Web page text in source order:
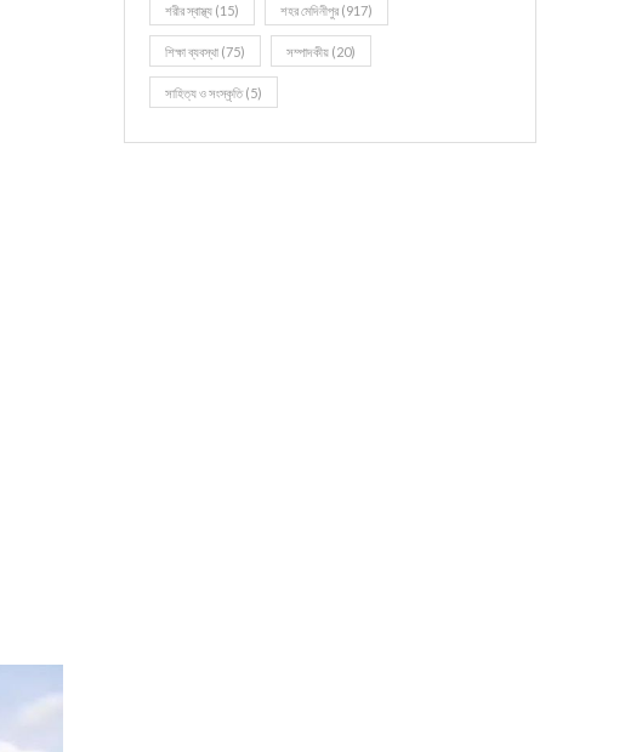
শরীর স্বাস্থ্য (15) শহর মেদিনীপুর (917)
শিক্ষা ব্যবস্থা (75) সম্পাদকীয় (20)
সাহিত্য ও সংস্কৃতি(5)